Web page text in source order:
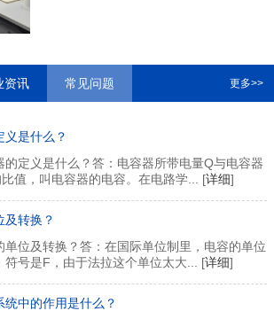
资讯 常见问题 更多>>
义是什么？
的定义是什么？答：电容器所带电量Q与电容器
值，叫电容器的电容。在电路学... [详细]
及转换？
单位及转换？答：在国际单位制里，电容的单位
符号是F，由于法拉这个单位太大... [详细]
统中的作用是什么？